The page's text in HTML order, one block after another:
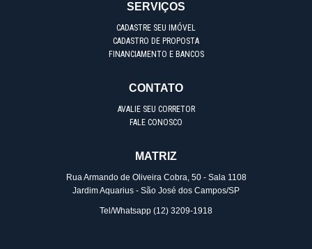
SERVIÇOS
CADASTRE SEU IMÓVEL
CADASTRO DE PROPOSTA
FINANCIAMENTO E BANCOS
CONTATO
AVALIE SEU CORRETOR
FALE CONOSCO
MATRIZ
Rua Armando de Oliveira Cobra, 50 - Sala 1108
Jardim Aquarius - São José dos Campos/SP
Tel/Whatsapp (12) 3209-1918